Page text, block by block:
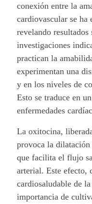
u
r
a
l
y
c
o
n
t
a
conexión entre la
cardiovascular se ha
revelando resultados
investigaciones
practican la
experimentan una
y en los niveles de
Esto se traduce en
enfermedades
La oxitocina,
provoca la dilatación
que facilita el flujo
arterial. Este efecto,
cardiosaludable de
importancia de